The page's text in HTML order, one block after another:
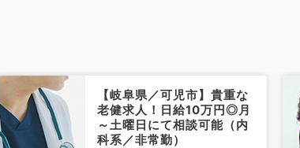
【岐阜県／可児市】貴重な
老健求人！日給10万円◎月
～土曜日にて相談可能（内
科系／非常勤）